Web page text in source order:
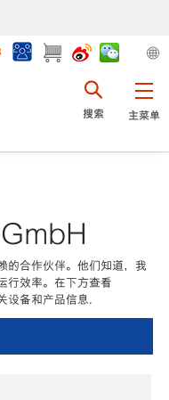
主菜单
搜索
的合作伙伴。他们知道，我
行效率。在下方查看
设备和产品信息.